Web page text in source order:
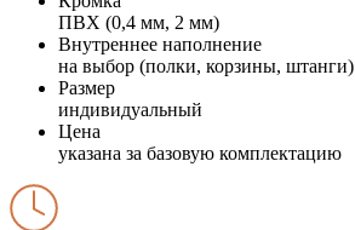
ПВХ (0,4 мм, 2 мм)
Внутреннее наполнение
на выбор (полки, корзины, штанги)
Размер
индивидуальный
Цена
указана за базовую комплектацию